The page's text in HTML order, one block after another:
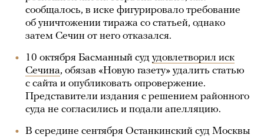
сообщалось, в иске фигурировало требование
об уничтожении тиража со статьей, однако
затем Сечин от него отказался.
10 октября Басманный суд удовлетворил иск
Сечина, обязав «Новую газету» удалить статью
с сайта и опубликовать опровержение.
Представители издания с решением районного
суда не согласились и подали апелляцию.
В середине сентября Останкинский суд Москвы